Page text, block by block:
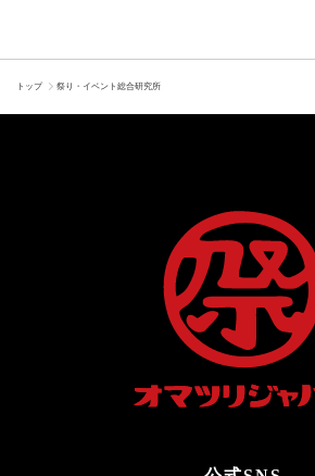
トップ 祭り・イベント総合研究所